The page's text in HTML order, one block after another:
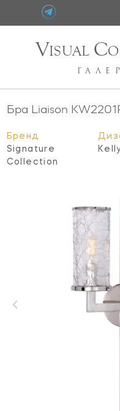
VISUAL C
Бра Liaison
Бренд
Signature
Collection